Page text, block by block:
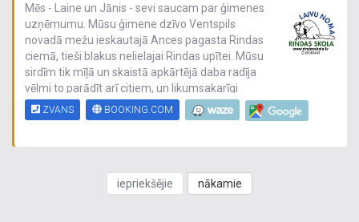
Mēs - Laine un Jānis - sevi saucam par ģimenes
uzņēmumu. Mūsu ģimene dzīvo Ventspils
novadā mežu ieskautajā Ances pagasta Rindas
ciemā, tieši blakus nelielajai Rindas upītei. Mūsu
sirdīm tik mīļā un skaistā apkārtējā daba radīja
vēlmi to parādīt arī citiem, un likumsakarīgi
domas pievērsās lauku tūrismam. Tā no 2003.
gada oficiāli nodarbojamies ar laivu
piedāvājam un apkalpojam vairākus desmitus
ZVANS BOOKING.COM
iepriekšējie nākamie